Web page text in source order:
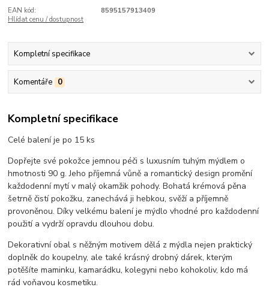
EAN kód:
8595157913409
Hlídat cenu / dostupnost
Kompletní specifikace
Komentáře 0
Kompletní specifikace
Celé balení je po 15 ks
Dopřejte své pokožce jemnou péči s luxusním tuhým mýdlem o
hmotnosti 90 g. Jeho příjemná vůně a romantický design promění
každodenní mytí v malý okamžik pohody. Bohatá krémová pěna
šetrně čistí pokožku, zanechává ji hebkou, svěží a příjemně
provoněnou. Díky velkému balení je mýdlo vhodné pro každodenní
použití a vydrží opravdu dlouhou dobu.
Dekorativní obal s něžným motivem dělá z mýdla nejen praktický
doplněk do koupelny, ale také krásný drobný dárek, kterým
potěšíte maminku, kamarádku, kolegyni nebo kohokoliv, kdo má
rád voňavou kosmetiku.